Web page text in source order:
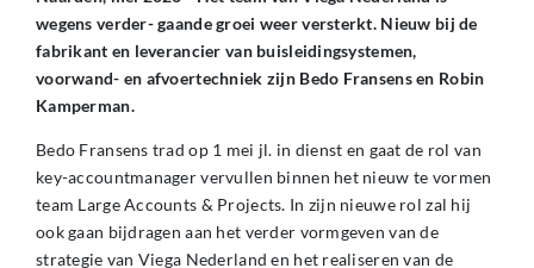
wegens verder- gaande groei weer versterkt. Nieuw bij de
fabrikant en leverancier van buisleidingsystemen,
voorwand- en afvoertechniek zijn Bedo Fransens en Robin
Kamperman.
Bedo Fransens trad op 1 mei jl. in dienst en gaat de rol van
key-accountmanager vervullen binnen het nieuw te vormen
team Large Accounts & Projects. In zijn nieuwe rol zal hij
ook gaan bijdragen aan het verder vormgeven van de
strategie van Viega Nederland en het realiseren van de